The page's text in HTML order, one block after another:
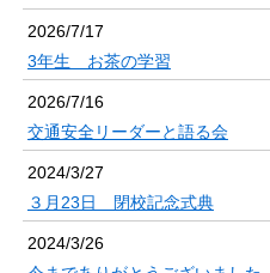
2026/7/17
3年生 お茶の学習
2026/7/16
交通安全リーダーと語る会
2024/3/27
３月23日 閉校記念式典
2024/3/26